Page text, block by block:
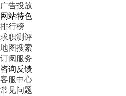
广告投放
网站特色
排行榜
求职测评
地图搜索
订阅服务
咨询反馈
客服中心
常见问题